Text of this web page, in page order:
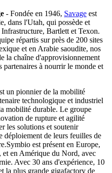
- Fondée en 1946, Savage est
dans l'Utah, qui possède et
Bartlett et Texon.
répartis sur près de 200 sites
et en Arabie saoudite, nos
la chaîne d'approvisionnement
partenaires à nourrir le monde et
un pionnier de la mobilité
technologique et industriel
mobilité durable. Le groupe
de rupture et agilité
les solutions et soutenir
déploiement de leurs feuilles de
est présent en Europe,
en Amérique du Nord, avec
Avec 30 ans d'expérience, 10
la plus grande gigafactory de